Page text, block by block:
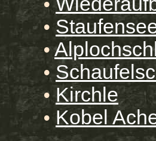
•
•
•
•
• Kirchle
• Kobel